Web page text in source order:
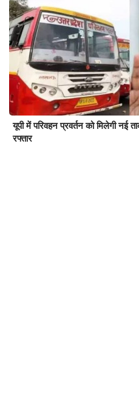
यूपी में परिवहन प्रवर्तन को मिलेगी नई
रफ्तार